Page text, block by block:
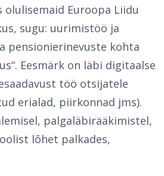
Euroopa Liidu
sugu: uurimistöö ja
pensionierinevuste kohta
Eesmärk on läbi digitaalse
töö otsijatele
erialad, piirkonnad jms).
palgaläbirääkimistel,
lõhet palkades,